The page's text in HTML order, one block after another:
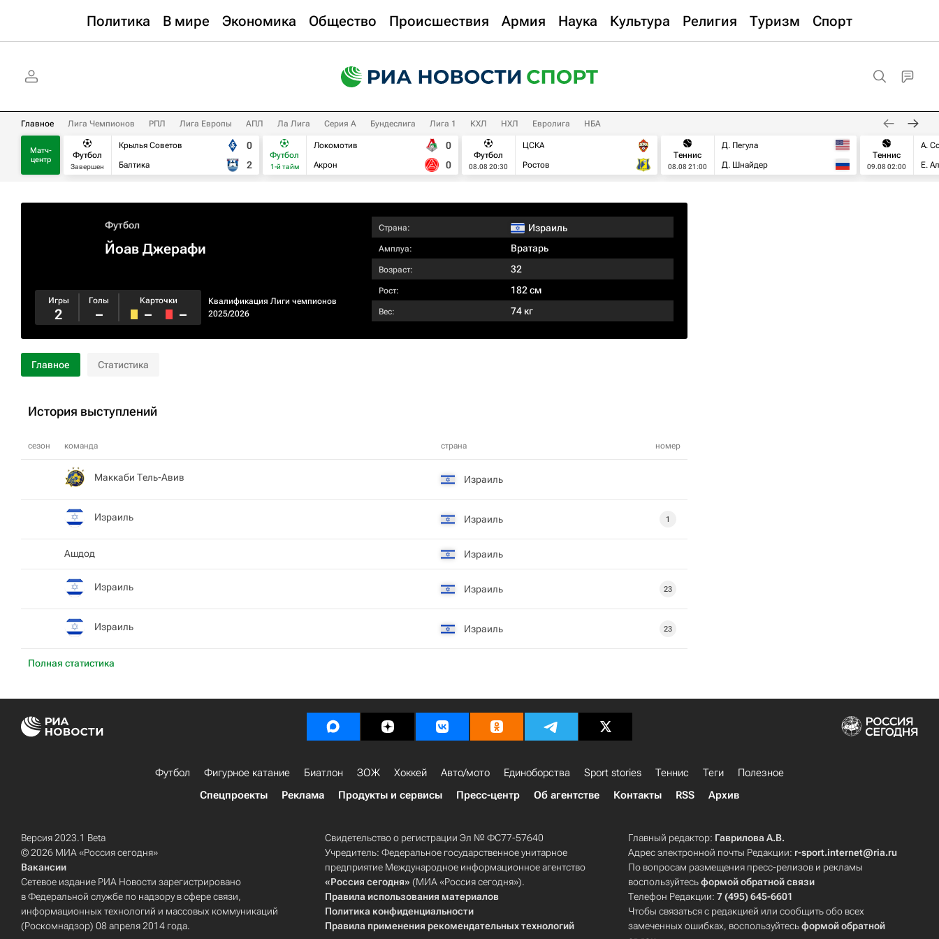
Политика В мире Экономика Общество Происшествия Армия Наука Культура Религия Туризм Спорт
Главное Лига Чемпионов РПЛ Лига Европы АПЛ Ла Лига Серия А Бундеслига Лига 1 КХЛ НХЛ Евролига НБА
Матч-
центр
Футбол
Завершен
Крылья Советов
Балтика
0
2
Футбол
1-й тайм
Локомотив
Акрон
0
0
Футбол
08.08 20:30
ЦСКА
Ростов
Теннис
08.08 21:00
Д. Пегула
Д. Шнайдер
Теннис
09.08 02:00
А.
Е.
Футбол
Йоав Джерафи
Квалификация Лиги чемпионов
2025/2026
Игры
2
Голы
–
Карточки
– –
Страна: Израиль
Амплуа: Вратарь
Возраст: 32
Рост: 182 см
Вес: 74 кг
Главное Статистика
История выступлений
сезон команда страна номер
Полная статистика
Маккаби Тель-Авив Израиль
Израиль Израиль 1
Ашдод Израиль
Израиль Израиль 23
Израиль Израиль 23
Футбол Фигурное катание Биатлон ЗОЖ Хоккей Авто/мото Единоборства Sport stories Теннис Теги
Полезное
Спецпроекты
Реклама Продукты и сервисы Пресс-центр Об агентстве Контакты RSS Архив
Версия 2023.1 Beta
© 2026 МИА «Россия сегодня»
Вакансии
Сетевое издание РИА Новости зарегистрировано
в Федеральной службе по надзору в сфере связи,
информационных технологий и массовых коммуникаций
(Роскомнадзор) 08 апреля 2014 года.
Свидетельство о регистрации Эл № ФС77-57640
Учредитель: Федеральное государственное унитарное
предприятие Международное информационное агентство
«Россия сегодня» (МИА «Россия сегодня»).
Правила использования материалов
Политика конфиденциальности
Правила применения рекомендательных технологий
Главный редактор: Гаврилова А.В.
Адрес электронной почты Редакции: r-sport.internet@ria.ru
По вопросам размещения пресс-релизов и рекламы
воспользуйтесьформой обратной связи
Телефон Редакции:7 (495) 645-6601
Чтобы связаться с редакцией или сообщить обо всех
замеченных ошибках, воспользуйтесьформой обратной